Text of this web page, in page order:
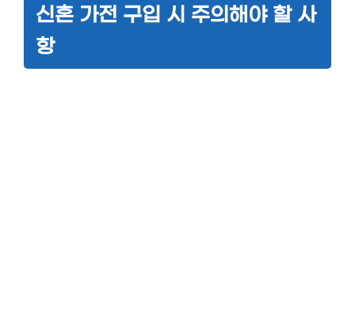
신혼 가전 구입 시 주의해야 할 사
항